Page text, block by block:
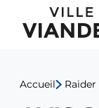
AVIS
Menu
Accueil